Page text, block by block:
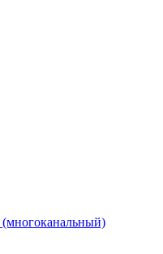
(многоканальный)